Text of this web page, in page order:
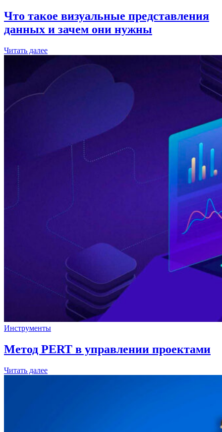
Что такое визуальные представления
данных и зачем они нужны
Читать далее
Инструменты
Метод PERT в управлении проектами
Читать далее